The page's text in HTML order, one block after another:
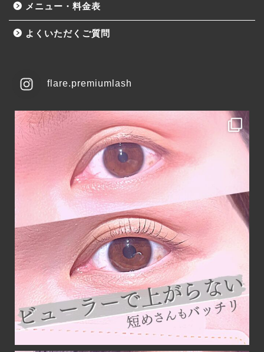
メニュー・料金表
よくいただくご質問
flare.premiumlash